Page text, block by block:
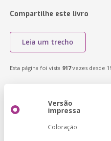
Compartilhe este livro
Leia um trecho
Esta página foi vista 917vezes desde
Versão
impressa
Coloração